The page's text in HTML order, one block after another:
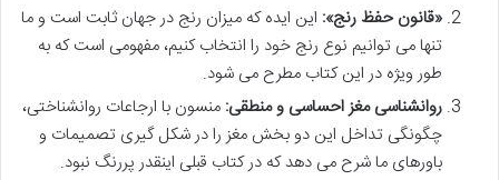
«قانون حفظ رنج»: این ایده که میزان رنج در جهان ثابت است و ما
تنها می توانیم نوع رنج خود را انتخاب کنیم، مفهومی است که به
طور ویژه در این کتاب مطرح می شود.
روانشناسی مغز احساسی و منطقی: منسون با ارجاعات روانشناختی،
چگونگی تداخل این دو بخش مغز را در شکل گیری تصمیمات و
باورهای ما شرح می دهد که در کتاب قبلی اینقدر پررنگ نبود.